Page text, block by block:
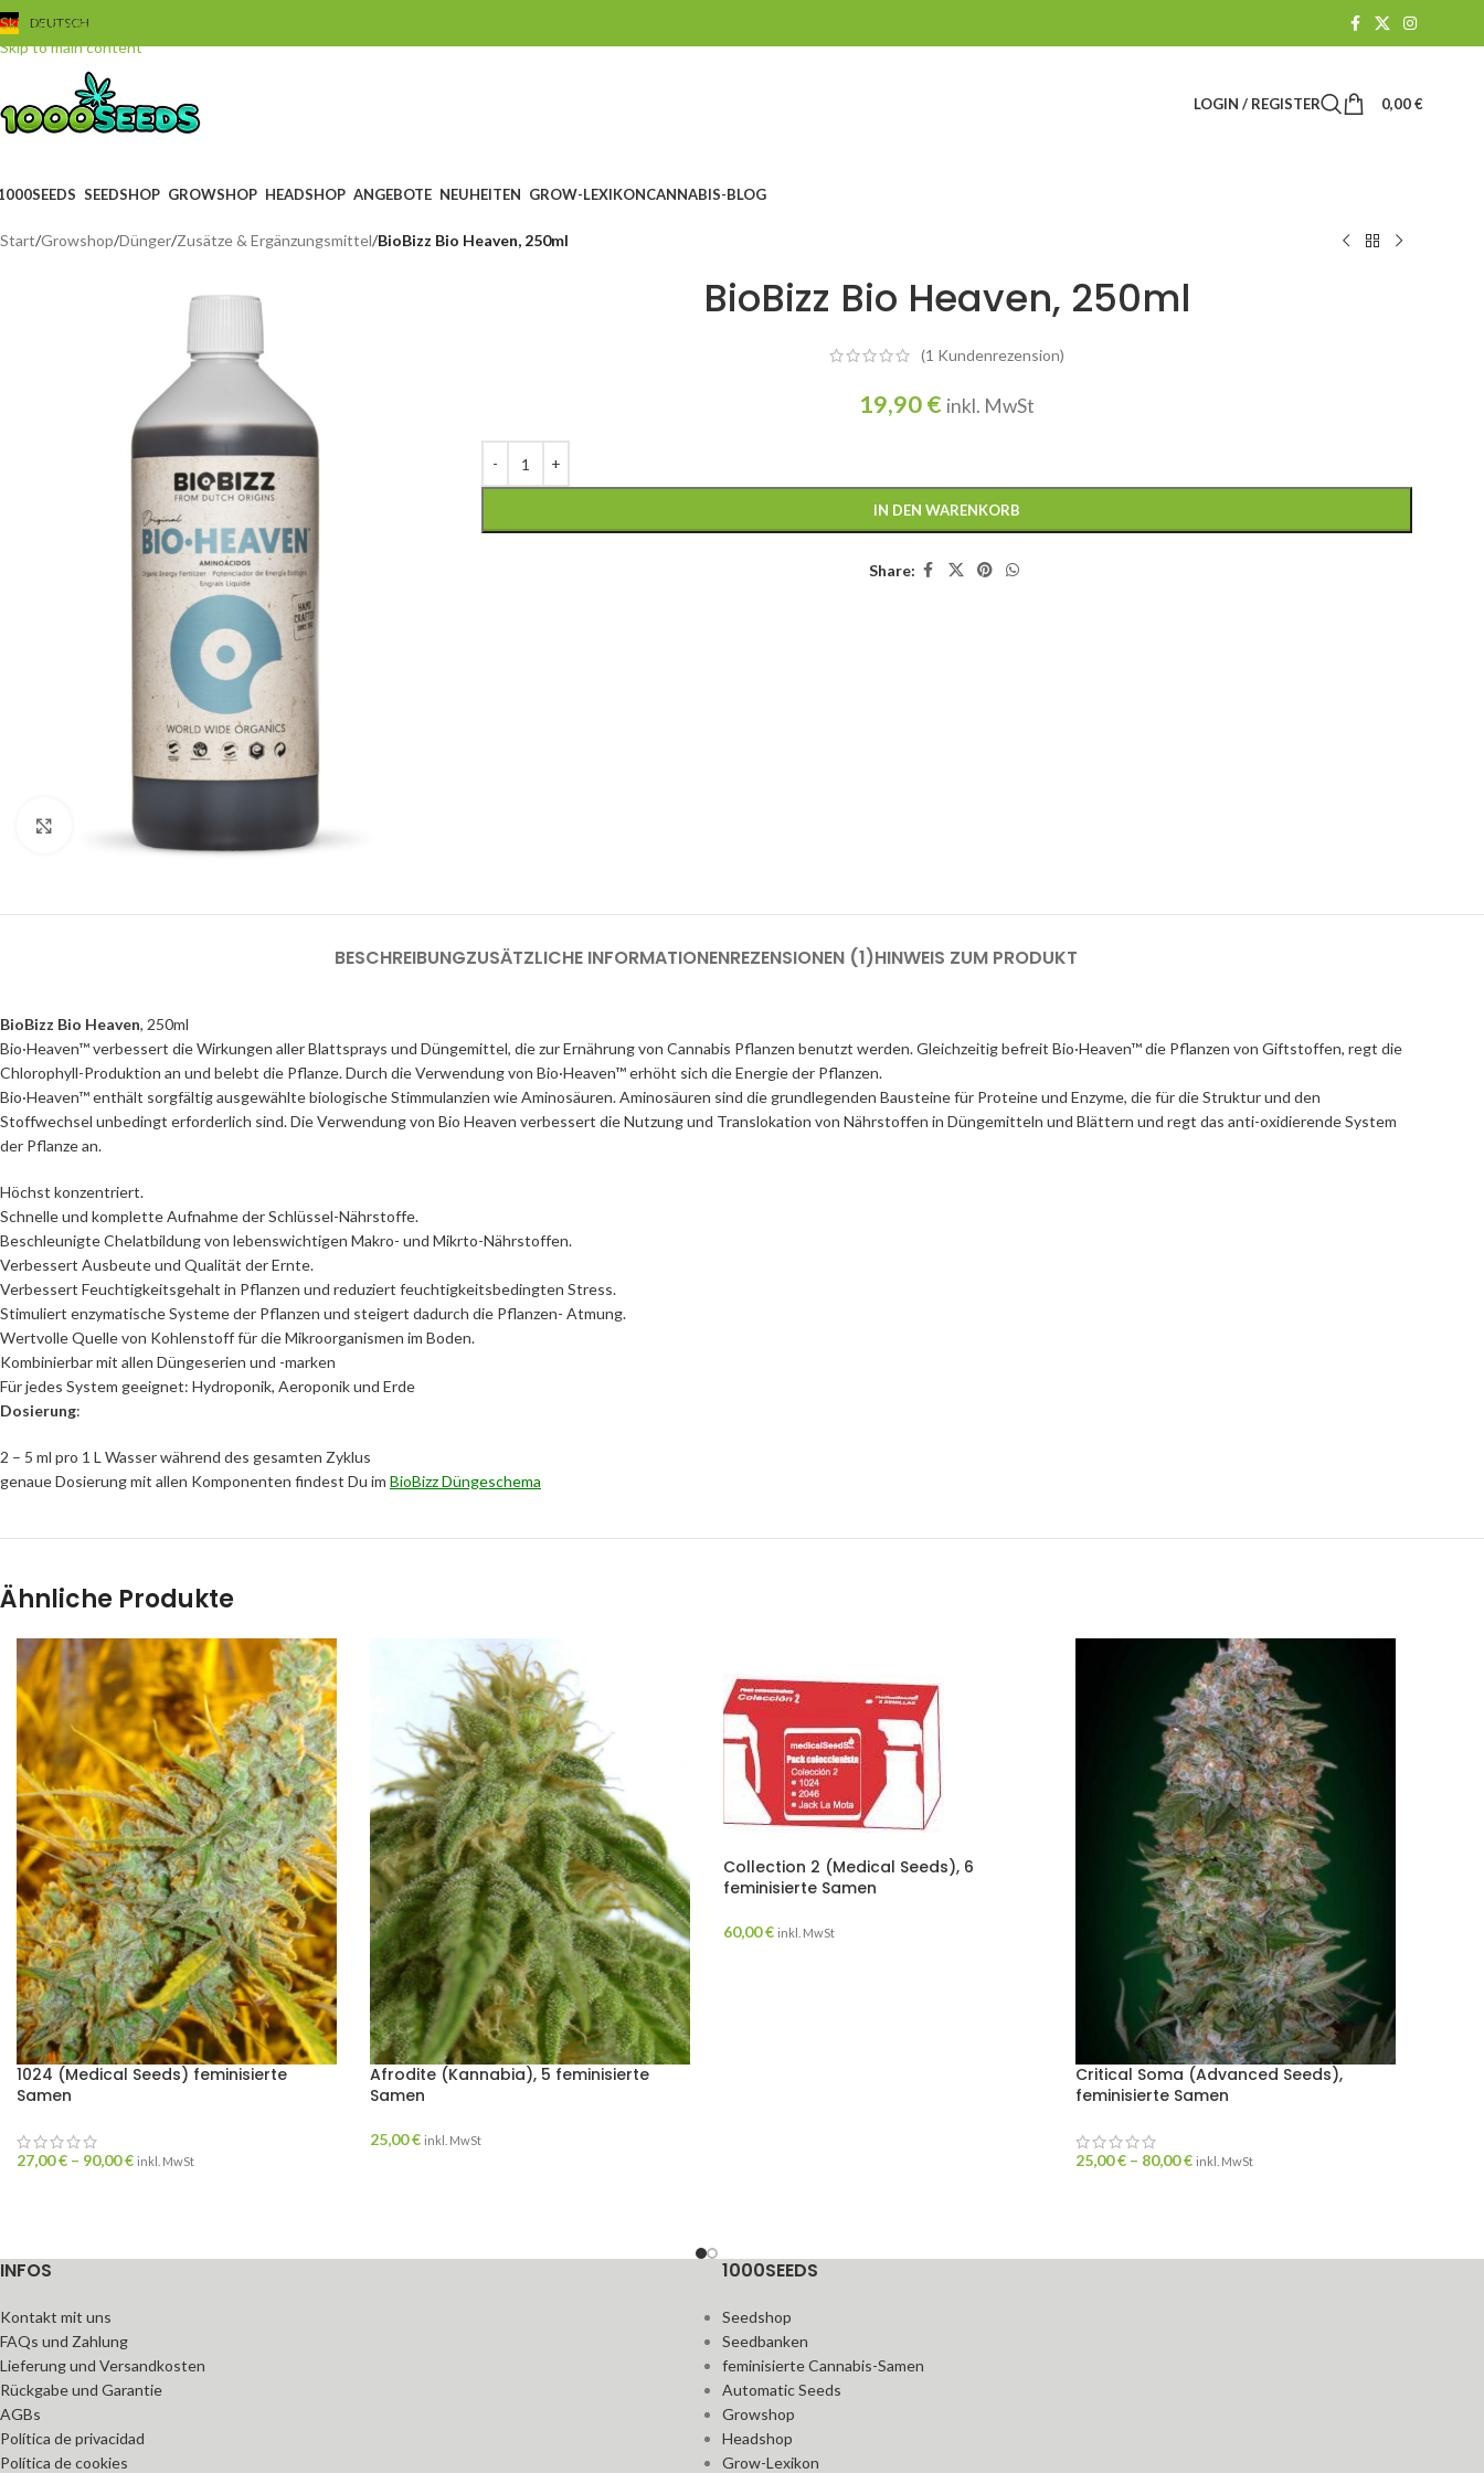
Skip to navigation
Skip to main content
DEUTSCH
LOGIN / REGISTER 0,00€
SEEDSHOP GROWSHOP HEADSHOP ANGEBOTE NEUHEITEN GROW-LEXIKONCANNABIS-BLOG
Start/Growshop/Dünger/Zusätze & Ergänzungsmittel/BioBizz Bio Heaven, 250ml
Click to enlarge
BioBizz Bio Heaven, 250ml
(1 Kundenrezension)
19,90€ inkl. MwSt
IN DEN WARENKORB
Share:
BESCHREIBUNGZUSÄTZLICHE INFORMATIONENREZENSIONEN (1)HINWEIS ZUM PRODUKT
BioBizz Bio Heaven, 250ml
Bio·Heaven™ verbessert die Wirkungen aller Blattsprays und Düngemittel, die zur Ernährung von Cannabis Pflanzen benutzt werden. Gleichzeitig befreit Bio·Heaven™ die Pflanzen von Giftstoffen, regt die
Chlorophyll-Produktion an und belebt die Pflanze. Durch die Verwendung von Bio·Heaven™ erhöht sich die Energie der Pflanzen.
Bio·Heaven™ enthält sorgfältig ausgewählte biologische Stimmulanzien wie Aminosäuren. Aminosäuren sind die grundlegenden Bausteine für Proteine und Enzyme, die für die Struktur und den
Stoffwechsel unbedingt erforderlich sind. Die Verwendung von Bio Heaven verbessert die Nutzung und Translokation von Nährstoffen in Düngemitteln und Blättern und regt das anti-oxidierende System
der Pflanze an.
Höchst konzentriert.
Schnelle und komplette Aufnahme der Schlüssel-Nährstoffe.
Beschleunigte Chelatbildung von lebenswichtigen Makro- und Mikrto-Nährstoffen.
Verbessert Ausbeute und Qualität der Ernte.
Verbessert Feuchtigkeitsgehalt in Pflanzen und reduziert feuchtigkeitsbedingten Stress.
Stimuliert enzymatische Systeme der Pflanzen und steigert dadurch die Pflanzen- Atmung.
Wertvolle Quelle von Kohlenstoff für die Mikroorganismen im Boden.
Kombinierbar mit allen Düngeserien und -marken
Für jedes System geeignet: Hydroponik, Aeroponik und Erde
Dosierung:
2 – 5 ml pro 1 L Wasser während des gesamten Zyklus
genaue Dosierung mit allen Komponenten findest Du im BioBizz Düngeschema
Ähnliche Produkte
1024 (Medical Seeds) feminisierte
Samen
27,00€ – 90,00€ inkl. MwSt
Afrodite (Kannabia), 5 feminisierte
Samen
25,00€ inkl. MwSt
Collection 2 (Medical Seeds), 6
feminisierte Samen
60,00€ inkl. MwSt
Critical Soma (Advanced Seeds),
feminisierte Samen
25,00€ – 80,00€ inkl. MwSt
INFOS
Kontakt mit uns
FAQs und Zahlung
Lieferung und Versandkosten
Rückgabe und Garantie
AGBs
Política de privacidad
Política de cookies
1000SEEDS
Seedshop
Seedbanken
feminisierte Cannabis-Samen
Automatic Seeds
Growshop
Headshop
Grow-Lexikon